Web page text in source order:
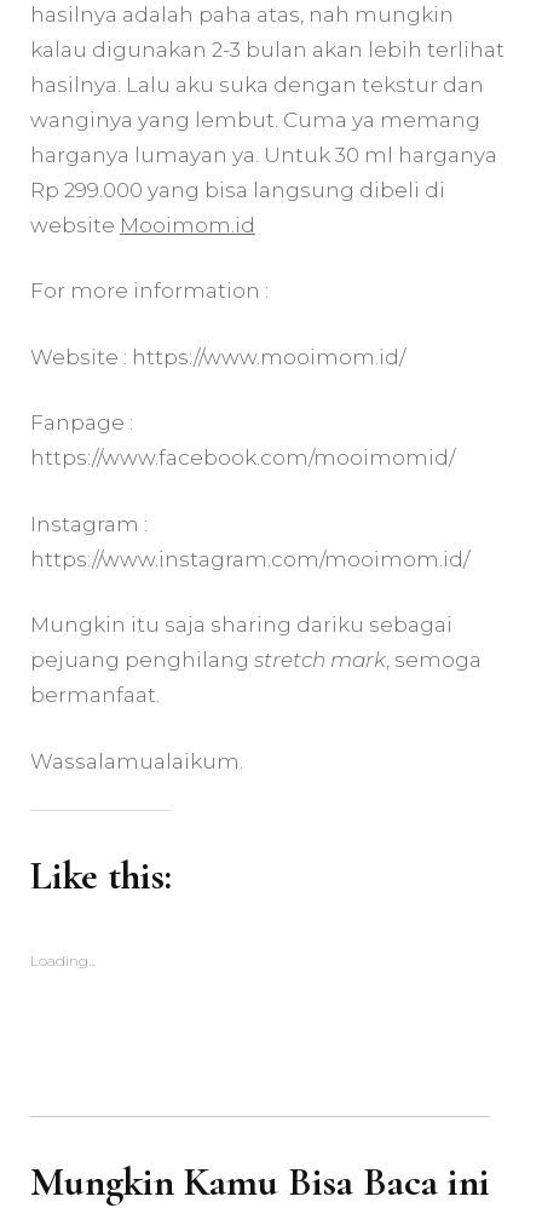
hasilnya adalah paha atas, nah mungkin
kalau digunakan 2-3 bulan akan lebih terlihat
hasilnya. Lalu aku suka dengan tekstur dan
wanginya yang lembut. Cuma ya memang
harganya lumayan ya. Untuk 30 ml harganya
Rp 299.000 yang bisa langsung dibeli di
website Mooimom.id
For more information :
Website : https://www.mooimom.id/
Fanpage :
https://www.facebook.com/mooimomid/
Instagram :
https://www.instagram.com/mooimom.id/
Mungkin itu saja sharing dariku sebagai
pejuang penghilang stretch mark, semoga
bermanfaat.
Wassalamualaikum.
Like this:
Loading...
Mungkin Kamu Bisa Baca ini